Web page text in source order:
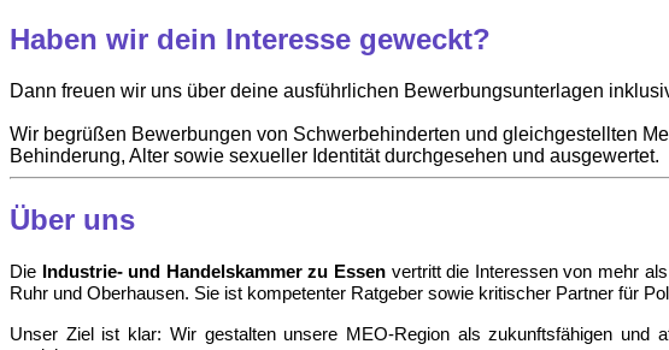
Haben wir dein Interesse geweckt?
Dann freuen wir uns über deine ausführlichen Bewerbungsunterlagen
Wir begrüßen Bewerbungen von Schwerbehinderten und gleichgestellten
Behinderung, Alter sowie sexueller Identität durchgesehen und ausgewertet.
Über uns
Die Industrie- und Handelskammer zu Essenvertritt die Interessen von mehr
Ruhr und Oberhausen. Sie ist kompetenter Ratgeber sowie kritischer Partner für
Unser Ziel ist klar: Wir gestalten unsere MEO-Region als zukunftsfähigen und